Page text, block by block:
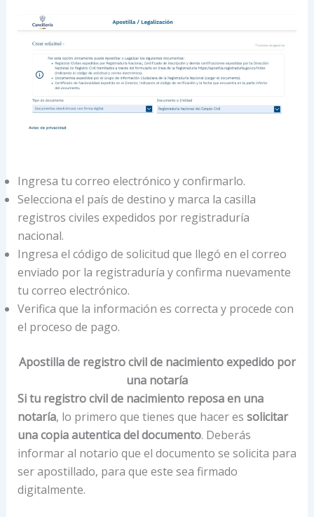
Ingresa tu correo electrónico y confirmarlo.
Selecciona el país de destino y marca la casilla
registros civiles expedidos por registraduría
nacional.
Ingresa el código de solicitud que llegó en el correo
enviado por la registraduría y confirma nuevamente
tu correo electrónico.
Verifica que la información es correcta y procede con
el proceso de pago.
Apostilla de registro civil de nacimiento expedido por
una notaría
Si tu registro civil de nacimiento reposa en una
notaría, lo primero que tienes que hacer es solicitar
una copia autentica del documento. Deberás
informar al notario que el documento se solicita para
ser apostillado, para que este sea firmado
digitalmente.